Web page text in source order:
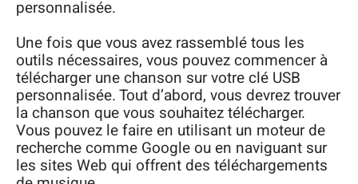
personnalisée.
Une fois que vous avez rassemblé tous les
outils nécessaires, vous pouvez commencer à
télécharger une chanson sur votre clé USB
personnalisée. Tout d’abord, vous devrez trouver
la chanson que vous souhaitez télécharger.
Vous pouvez le faire en utilisant un moteur de
recherche comme Google ou en naviguant sur
les sites Web qui offrent des téléchargements